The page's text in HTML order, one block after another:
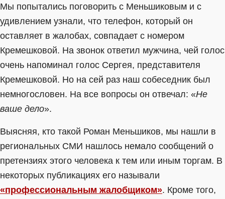
Мы попытались поговорить с Меньшиковым и с
удивлением узнали, что телефон, который он
оставляет в жалобах, совпадает с номером
Кремешковой. На звонок ответил мужчина, чей голос
очень напоминал голос Сергея, представителя
Кремешковой. Но на сей раз наш собеседник был
немногословен. На все вопросы он отвечал: «Не
ваше дело».
Выясняя, кто такой Роман Меньшиков, мы нашли в
региональных СМИ нашлось немало сообщений о
претензиях этого человека к тем или иным торгам. В
некоторых публикациях его называли
«профессиональным жалобщиком». Кроме того,